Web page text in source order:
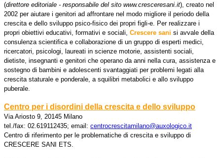
(direttore editoriale - responsabile del sito www.cresceresani.it), creato nel
2002 per aiutare i genitori ad affrontare nel modo migliore il periodo della
crescita e dello sviluppo psico-fisico dei propri figli-e. Per realizzare i
propri obiettivi educativi, formativi e sociali, Crescere sani si avvale della
consulenza scientifica e collaborazione di un gruppo di esperti medici,
ricercatori, psicologi, laureati in scienze motorie, assistenti sociali,
dietiste, insegnanti e genitori che operano da anni nella cura, assistenza e
sostegno di bambini e adolescenti svantaggiati per problemi legati alla
crescita staturale e ponderale, a squilibri metabolici e allo sviluppo
puberale.
Centro per i disordini della crescita e dello sviluppo
Via Ariosto 9, 20145 Milano
tel./fax: 02.619112435; email: centrocrescitamilano@auxologico.it
Centro di riferimento per le problematiche di crescita e sviluppo di
CRESCERE SANI ETS.